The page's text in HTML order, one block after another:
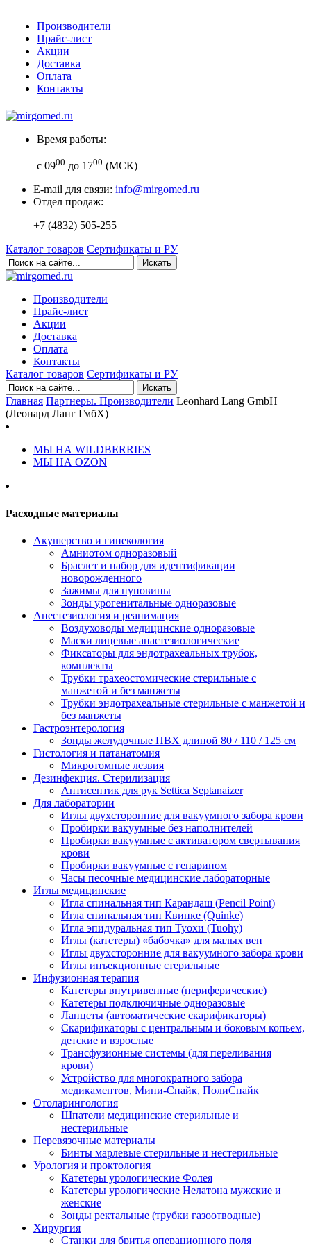
Производители
Прайс-лист
Акции
Доставка
Оплата
Контакты
Время работы:
с 0900 до 1700 (МСК)
E-mail для связи: info@mirgomed.ru
Отдел продаж:
+7 (4832) 505-255
Каталог товаров Сертификаты и РУ
Искать
Производители
Прайс-лист
Акции
Доставка
Оплата
Контакты
Каталог товаров Сертификаты и РУ
Искать
Главная Партнеры. Производители Leonhard Lang GmbH
(Леонард Ланг ГмбХ)
МЫ НА WILDBERRIES
МЫ НА OZON
Расходные материалы
Акушерство и гинекология
Амниотом одноразовый
Браслет и набор для идентификации
новорожденного
Зажимы для пуповины
Зонды урогенитальные одноразовые
Анестезиология и реанимация
Воздуховоды медицинские одноразовые
Маски лицевые анастезиологические
Фиксаторы для эндотрахеальных трубок,
комплекты
Трубки трахеостомические стерильные с
манжетой и без манжеты
Трубки эндотрахеальные стерильные с манжетой и
без манжеты
Гастроэнтерология
Зонды желудочные ПВХ длиной 80 / 110 / 125 см
Гистология и патанатомия
Микротомные лезвия
Дезинфекция. Стерилизация
Антисептик для рук Settica Septanaizer
Для лаборатории
Иглы двухсторонние для вакуумного забора крови
Пробирки вакуумные без наполнителей
Пробирки вакуумные с активатором свертывания
крови
Пробирки вакуумные с гепарином
Часы песочные медицинские лабораторные
Иглы медицинские
Игла спинальная тип Карандаш (Pencil Point)
Игла спинальная тип Квинке (Quinke)
Игла эпидуральная тип Туохи (Tuohy)
Иглы (катетеры) «бабочка» для малых вен
Иглы двухсторонние для вакуумного забора крови
Иглы инъекционные стерильные
Инфузионная терапия
Катетеры внутривенные (периферические)
Катетеры подключичные одноразовые
Ланцеты (автоматические скарификаторы)
Скарификаторы с центральным и боковым копьем,
детские и взрослые
Трансфузионные системы (для переливания
крови)
Устройство для многократного забора
медикаментов, Мини-Спайк, ПолиСпайк
Отоларингология
Шпатели медицинские стерильные и
нестерильные
Перевязочные материалы
Бинты марлевые стерильные и нестерильные
Урология и проктология
Катетеры урологические Фолея
Катетеры урологические Нелатона мужские и
женские
Зонды ректальные (трубки газоотводные)
Хирургия
Станки для бритья операционного поля